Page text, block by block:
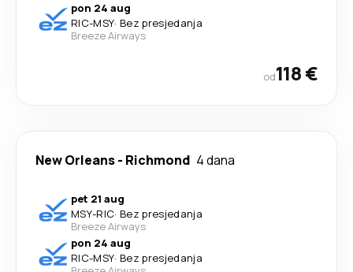
pon 24 aug
RIC-MSY· Bez presjedanja
Breeze Airways
od118 €
New Orleans- Richmond 4 dana
pet 21 aug
MSY-RIC· Bez presjedanja
Breeze Airways
pon 24 aug
RIC-MSY· Bez presjedanja